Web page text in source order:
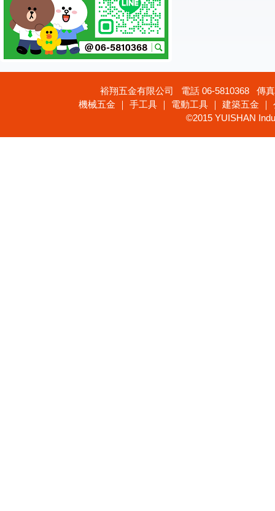
裕翔五金有限公司 電話 06-5810368 傳
機械五金 ｜ 手工具 ｜ 電動工具 ｜ 建築五金
©2015 YUISHAN